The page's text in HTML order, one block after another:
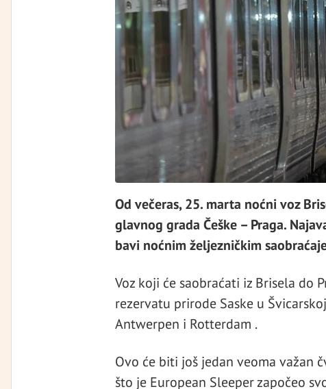
Od večeras, 25. marta noćni voz
glavnog grada Češke – Praga.
bavi noćnim željezničkim
Voz koji će saobraćati iz Brisela do
rezervatu prirode Saske u
Antwerpen i Rotterdam .
Ovo će biti još jedan veoma važan
što je European Sleeper započeo